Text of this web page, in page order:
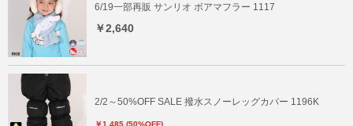
6/19一部再販 サンリオ ボアマフラー 1117
￥2,640
2/2～50%OFF SALE 撥水スノーレッグカバー 1196K
￥1,485 (50%OFF)